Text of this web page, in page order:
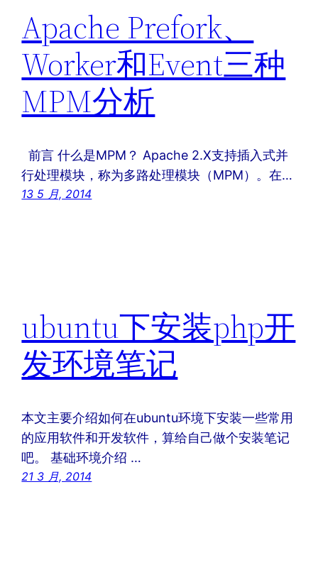
Apache Prefork、
Worker和Event三种
MPM分析
前言 什么是MPM？ Apache 2.X支持插入式并
行处理模块，称为多路处理模块（MPM）。在…
13 5 月, 2014
ubuntu下安装php开
发环境笔记
本文主要介绍如何在ubuntu环境下安装一些常用
的应用软件和开发软件，算给自己做个安装笔记
吧。 基础环境介绍 …
21 3 月, 2014